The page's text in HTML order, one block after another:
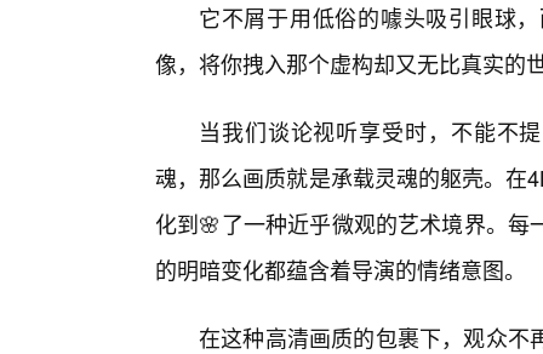
它不屑于用低俗的噱头吸引眼球
像，将你拽入那个虚构却又无比真实的
当我们谈论视听享受时，不能不
魂，那么画质就是承载灵魂的躯壳。在
化到🌸了一种近乎微观的艺术境界。
的明暗变化都蕴含着导演的情绪意图。
在这种高清画质的包裹下，观众不